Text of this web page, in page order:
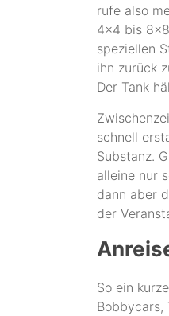
rufe also
4×4 bis
speziellen
ihn zurück
Der Tank
schnell
Substanz.
alleine nur
dann aber
der
So ein
Bobbycars,